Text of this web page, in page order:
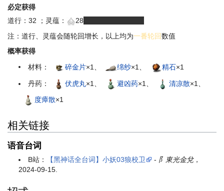
必定获得
道行：32 ；灵蕴：
28
注：道行、灵蕴会随轮回增长，以上均为一番轮回数值
概率获得
材料：
碎金片×1、 绵纱×1、 精石×1
丹药： 伏虎丸×1、 避凶药×1、 清凉散×1、
度瘴散×1
相关链接
语音台词
B站： 【黑神话全台词】小妖03狼校卫 - 阝東光金兌，
2024-09-15.